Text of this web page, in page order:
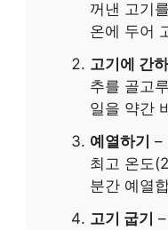
꺼낸 고기
온에 두어
고기에 간
추를 골고
일을 약간
예열하기 –
최고 온도
분간 예열
고기 굽기